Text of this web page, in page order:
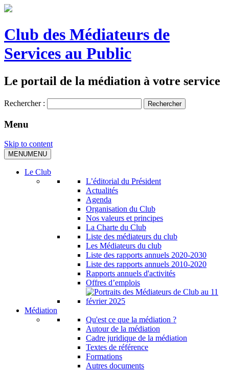
Club des Médiateurs de
Services au Public
Le portail de la médiation à votre service
Rechercher :
Menu
Skip to content
MENUMENU
Le Club
L’éditorial du Président
Actualités
Agenda
Organisation du Club
Nos valeurs et principes
La Charte du Club
Liste des médiateurs du club
Les Médiateurs du club
Liste des rapports annuels 2020-2030
Liste des rapports annuels 2010-2020
Rapports annuels d'activités
Offres d’emplois
Médiation
Qu'est ce que la médiation ?
Autour de la médiation
Cadre juridique de la médiation
Textes de référence
Formations
Autres documents